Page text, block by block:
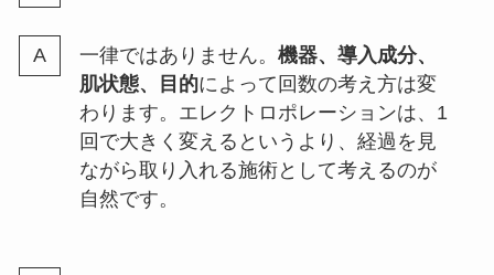
一律ではありません。 機器、導入成分、
肌状態、目的によって回数の考え方は変
わります。エレクトロポレーションは、1
回で大きく変えるというより、経過を見
ながら取り入れる施術として考えるのが
自然です。